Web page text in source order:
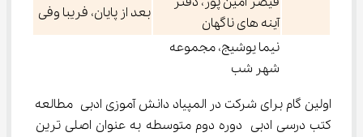
آینه های ناگهان
بعد از پایان، فریبا وفی
نیما یوشیج، مجموعه
شهر شب
اولین گام برای شرکت در المپیاد دانش آموزی ادبی مطالعه
کتب درسی ادبی دوره دوم متوسطه به عنوان اصلی ترین